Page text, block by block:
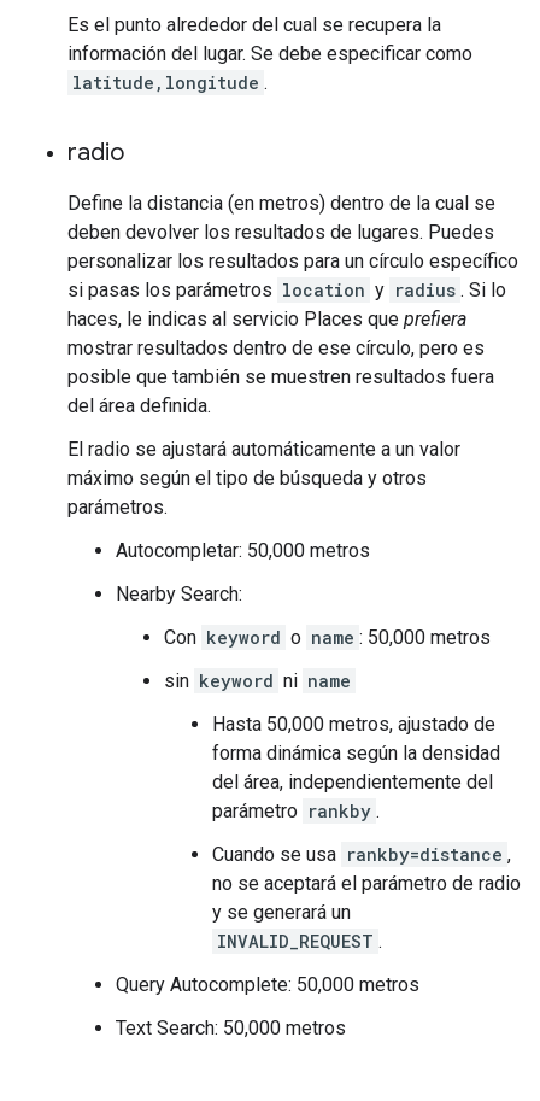
Es el punto alrededor del cual se recupera la
información del lugar. Se debe especificar como
latitude,longitude .
radio
Define la distancia (en metros) dentro de la cual se
deben devolver los resultados de lugares. Puedes
personalizar los resultados para un círculo específico
si pasas los parámetros location y radius . Si lo
haces, le indicas al servicio Places que prefiera
mostrar resultados dentro de ese círculo, pero es
posible que también se muestren resultados fuera
del área definida.
El radio se ajustará automáticamente a un valor
máximo según el tipo de búsqueda y otros
parámetros.
Autocompletar: 50,000 metros
Nearby Search:
Con keyword o name : 50,000 metros
sin keyword ni name
Hasta 50,000 metros, ajustado de
forma dinámica según la densidad
del área, independientemente del
parámetro rankby .
Cuando se usa rankby=distance ,
no se aceptará el parámetro de radio
y se generará un
INVALID_REQUEST .
Query Autocomplete: 50,000 metros
Text Search: 50,000 metros